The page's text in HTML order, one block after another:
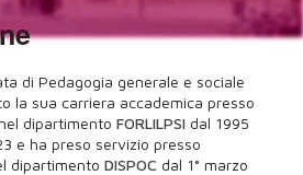
di Pedagogia generale e sociale
la sua carriera accademica presso
dipartimento FORLILPSI dal 1995
e ha preso servizio presso
dipartimento DISPOC dal 1° marzo